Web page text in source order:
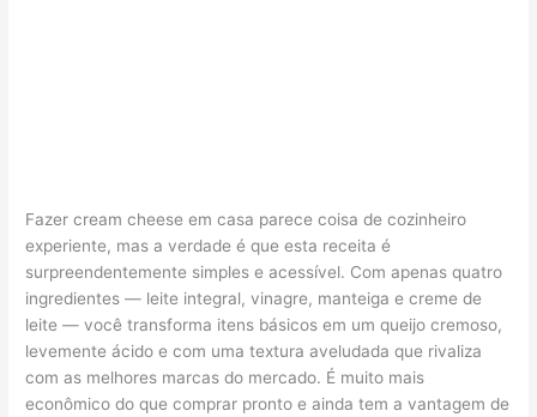
Fazer cream cheese em casa parece coisa de cozinheiro
experiente, mas a verdade é que esta receita é
surpreendentemente simples e acessível. Com apenas quatro
ingredientes — leite integral, vinagre, manteiga e creme de
leite — você transforma itens básicos em um queijo cremoso,
levemente ácido e com uma textura aveludada que rivaliza
com as melhores marcas do mercado. É muito mais
econômico do que comprar pronto e ainda tem a vantagem de